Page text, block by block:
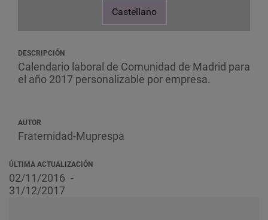
Castellano
DESCRIPCIÓN
Calendario laboral de Comunidad de Madrid para
el año 2017 personalizable por empresa.
AUTOR
Fraternidad-Muprespa
ÚLTIMA ACTUALIZACIÓN
02/11/2016
31/12/2017